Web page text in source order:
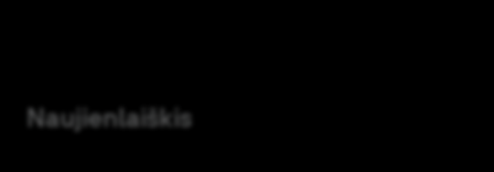
Naujienlaiškis